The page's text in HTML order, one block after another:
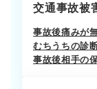
交通事故被
事故後痛みが
むちうちの診
事故後相手の